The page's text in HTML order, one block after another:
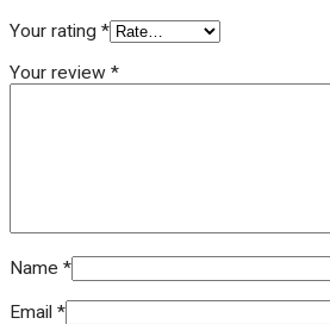
Your rating *
Your review *
Name *
Email *